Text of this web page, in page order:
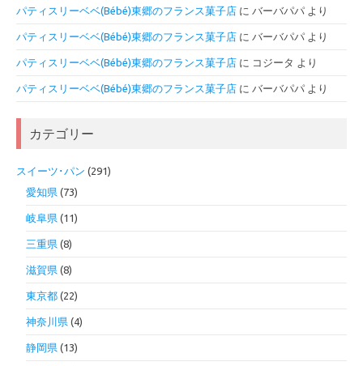
パティスリーベベ(Bébé)東郷のフランス菓子店 に バーバパパ より
パティスリーベベ(Bébé)東郷のフランス菓子店 に バーバパパ より
パティスリーベベ(Bébé)東郷のフランス菓子店 に コジータ より
パティスリーベベ(Bébé)東郷のフランス菓子店 に バーバパパ より
カテゴリー
スイーツ･パン (291)
愛知県 (73)
岐阜県 (11)
三重県 (8)
滋賀県 (8)
東京都 (22)
神奈川県 (4)
静岡県 (13)